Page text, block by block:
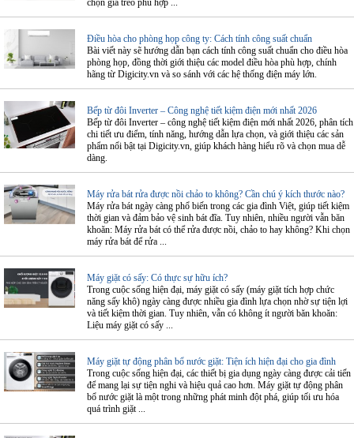
Điều hòa cho phòng họp công ty: Cách tính công suất chuẩn
Bài viết này sẽ hướng dẫn bạn cách tính công suất chuẩn cho điều hòa
phòng họp, đồng thời giới thiệu các model điều hòa phù hợp, chính
hãng từ Digicity.vn và so sánh với các hệ thống điện máy lớn.
Bếp từ đôi Inverter – Công nghệ tiết kiệm điện mới nhất 2026
Bếp từ đôi Inverter – công nghệ tiết kiệm điện mới nhất 2026, phân tích
chi tiết ưu điểm, tính năng, hướng dẫn lựa chọn, và giới thiệu các sản
phẩm nổi bật tại Digicity.vn, giúp khách hàng hiểu rõ và chọn mua dễ
dàng.
Máy rửa bát rửa được nồi chảo to không? Cần chú ý kích thước nào?
Máy rửa bát ngày càng phổ biến trong các gia đình Việt, giúp tiết kiệm
thời gian và đảm bảo vệ sinh bát đĩa. Tuy nhiên, nhiều người vẫn băn
khoăn: Máy rửa bát có thể rửa được nồi, chảo to hay không? Khi chọn
máy rửa bát để rửa ...
Máy giặt có sấy: Có thực sự hữu ích?
Trong cuộc sống hiện đại, máy giặt có sấy (máy giặt tích hợp chức
năng sấy khô) ngày càng được nhiều gia đình lựa chọn nhờ sự tiện lợi
và tiết kiệm thời gian. Tuy nhiên, vẫn có không ít người băn khoăn:
Liệu máy giặt có sấy ...
Máy giặt tự động phân bổ nước giặt: Tiện ích hiện đại cho gia đình
Trong cuộc sống hiện đại, các thiết bị gia dụng ngày càng được cải tiến
để mang lại sự tiện nghi và hiệu quả cao hơn. Máy giặt tự động phân
bổ nước giặt là một trong những phát minh đột phá, giúp tối ưu hóa
quá trình giặt ...